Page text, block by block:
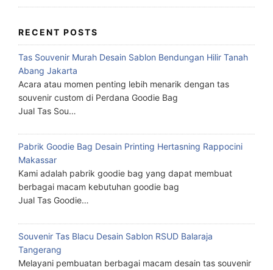
RECENT POSTS
Tas Souvenir Murah Desain Sablon Bendungan Hilir Tanah
Abang Jakarta
Acara atau momen penting lebih menarik dengan tas
souvenir custom di Perdana Goodie Bag
Jual Tas Sou…
Pabrik Goodie Bag Desain Printing Hertasning Rappocini
Makassar
Kami adalah pabrik goodie bag yang dapat membuat
berbagai macam kebutuhan goodie bag
Jual Tas Goodie…
Souvenir Tas Blacu Desain Sablon RSUD Balaraja
Tangerang
Melayani pembuatan berbagai macam desain tas souvenir